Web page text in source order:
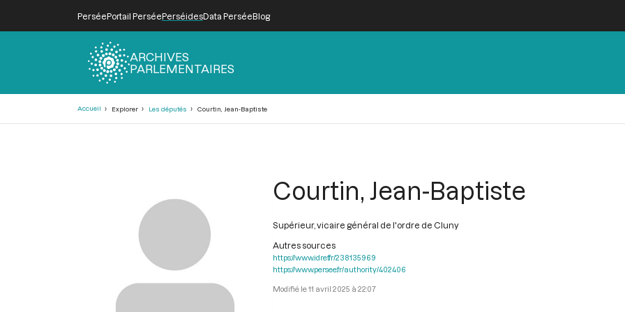
PerséePortail PerséePerséidesData PerséeBlog
ARCHIVES
PARLEMENTAIRES
Accueil Explorer Les députés Courtin, Jean-Baptiste
Courtin, Jean-Baptiste
Supérieur, vicaire général de l'ordre de Cluny
Autres sources
https://www.idref.fr/238135969
https://www.persee.fr/authority/402406
11 avril 2025 à 22:07